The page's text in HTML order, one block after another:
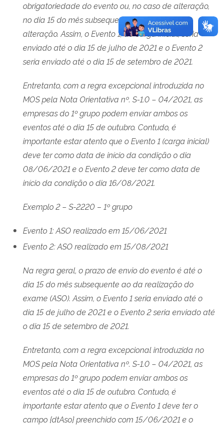
obrigatoriedade do evento ou, no caso de alteração,
no dia 15 do mês subsequente ao que ocorrer
alteração. Assim, o Evento 1, de carga inicial, seria
enviado até o dia 15 de julho de 2021 e o Evento 2
seria enviado até o dia 15 de setembro de 2021.
Entretanto, com a regra excepcional introduzida no
MOS pela Nota Orientativa nº. S-1.0 – 04/2021, as
empresas do 1º grupo podem enviar ambos os
eventos até o dia 15 de outubro. Contudo, é
importante estar atento que o Evento 1 (carga inicial)
deve ter como data de início da condição o dia
08/06/2021 e o Evento 2 deve ter como data de
início da condição o dia 16/08/2021.
Exemplo 2 – S-2220 – 1º grupo
Evento 1: ASO realizado em 15/06/2021
Evento 2: ASO realizado em 15/08/2021
Na regra geral, o prazo de envio do evento é até o
dia 15 do mês subsequente ao da realização do
exame (ASO). Assim, o Evento 1 seria enviado até o
dia 15 de julho de 2021 e o Evento 2 seria enviado até
o dia 15 de setembro de 2021.
Entretanto, com a regra excepcional introduzida no
MOS pela Nota Orientativa nº. S-1.0 – 04/2021, as
empresas do 1º grupo podem enviar ambos os
eventos até o dia 15 de outubro. Contudo, é
importante estar atento que o Evento 1 deve ter o
campo {dtAso} preenchido com 15/06/2021 e o